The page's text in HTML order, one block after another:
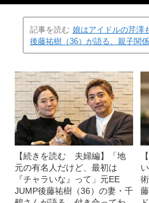
記事を読む 娘はアイドルの芹澤
後藤祐樹（36）が語る、親子関
【続きを読む 夫婦編】「地
元の有名人だけど、最初は
『チャラいな』って」元EE
JUMP後藤祐樹（36）の妻・千